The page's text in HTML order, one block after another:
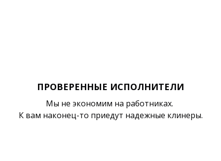
ПРОВЕРЕННЫЕ ИСПОЛНИТЕЛИ
Мы не экономим на работниках.
К вам наконец-то приедут надежные клинеры.